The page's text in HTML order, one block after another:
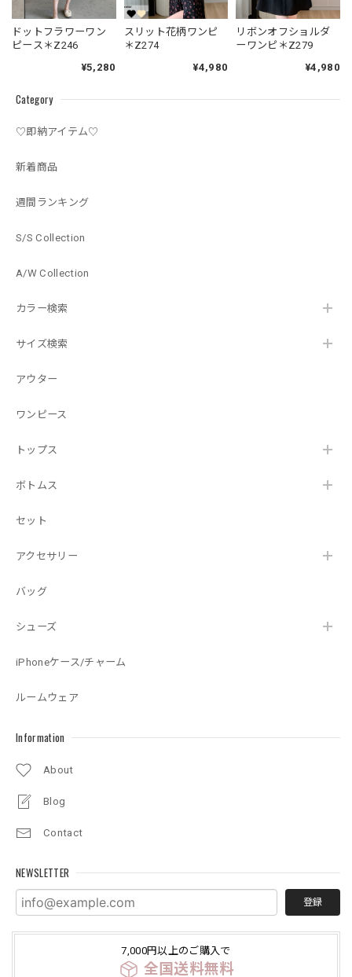
Category
♡即納アイテム♡
新着商品
週間ランキング
S/S Collection
A/W Collection
カラー検索
サイズ検索
アウター
ワンピース
トップス
ボトムス
セット
アクセサリー
バッグ
シューズ
iPhoneケース/チャーム
ルームウェア
Information
About
Blog
Contact
NEWSLETTER
登録
7,000円以上のご購入で
全国送料無料
ドットフラワーワン
ピース＊Z246
¥5,280
スリット花柄ワンピ
＊Z274
¥4,980
リボンオフショルダ
ーワンピ＊Z279
¥4,980